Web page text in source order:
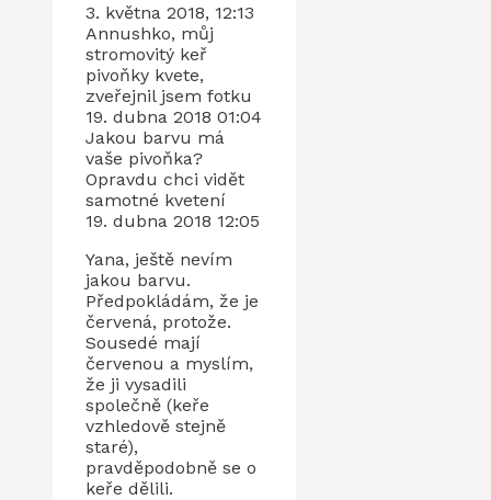
3. května 2018, 12:13
Annushko, můj
stromovitý keř
pivoňky kvete,
zveřejnil jsem fotku
19. dubna 2018 01:04
Jakou barvu má
vaše pivoňka?
Opravdu chci vidět
samotné kvetení
19. dubna 2018 12:05
Yana, ještě nevím
jakou barvu.
Předpokládám, že je
červená, protože.
Sousedé mají
červenou a myslím,
že ji vysadili
společně (keře
vzhledově stejně
staré),
pravděpodobně se o
keře dělili.